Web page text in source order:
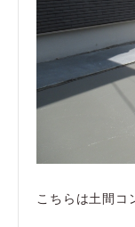
こちらは土間コ